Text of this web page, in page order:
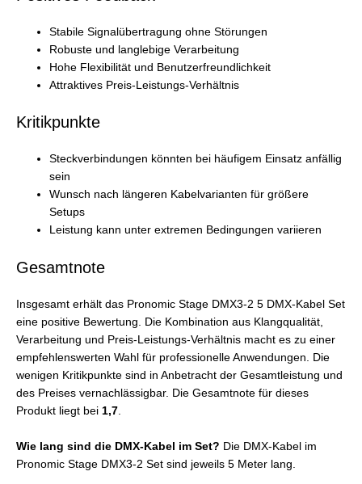
Stabile Signalübertragung ohne Störungen
Robuste und langlebige Verarbeitung
Hohe Flexibilität und Benutzerfreundlichkeit
Attraktives Preis-Leistungs-Verhältnis
Kritikpunkte
Steckverbindungen könnten bei häufigem Einsatz anfällig
sein
Wunsch nach längeren Kabelvarianten für größere
Setups
Leistung kann unter extremen Bedingungen variieren
Gesamtnote
Insgesamt erhält das Pronomic Stage DMX3-2 5 DMX-Kabel Set
eine positive Bewertung. Die Kombination aus Klangqualität,
Verarbeitung und Preis-Leistungs-Verhältnis macht es zu einer
empfehlenswerten Wahl für professionelle Anwendungen. Die
wenigen Kritikpunkte sind in Anbetracht der Gesamtleistung und
des Preises vernachlässigbar. Die Gesamtnote für dieses
Produkt liegt bei 1,7.
Wie lang sind die DMX-Kabel im Set? Die DMX-Kabel im
Pronomic Stage DMX3-2 Set sind jeweils 5 Meter lang.